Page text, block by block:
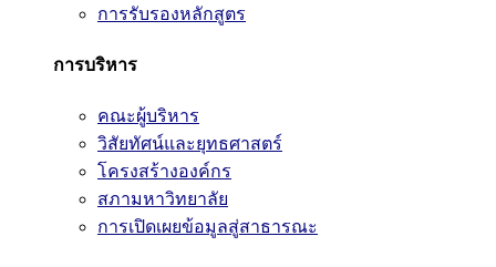
การรับรองหลักสูตร
การบริหาร
คณะผู้บริหาร
วิสัยทัศน์และยุทธศาสตร์
โครงสร้างองค์กร
สภามหาวิทยาลัย
การเปิดเผยข้อมูลสู่สาธารณะ